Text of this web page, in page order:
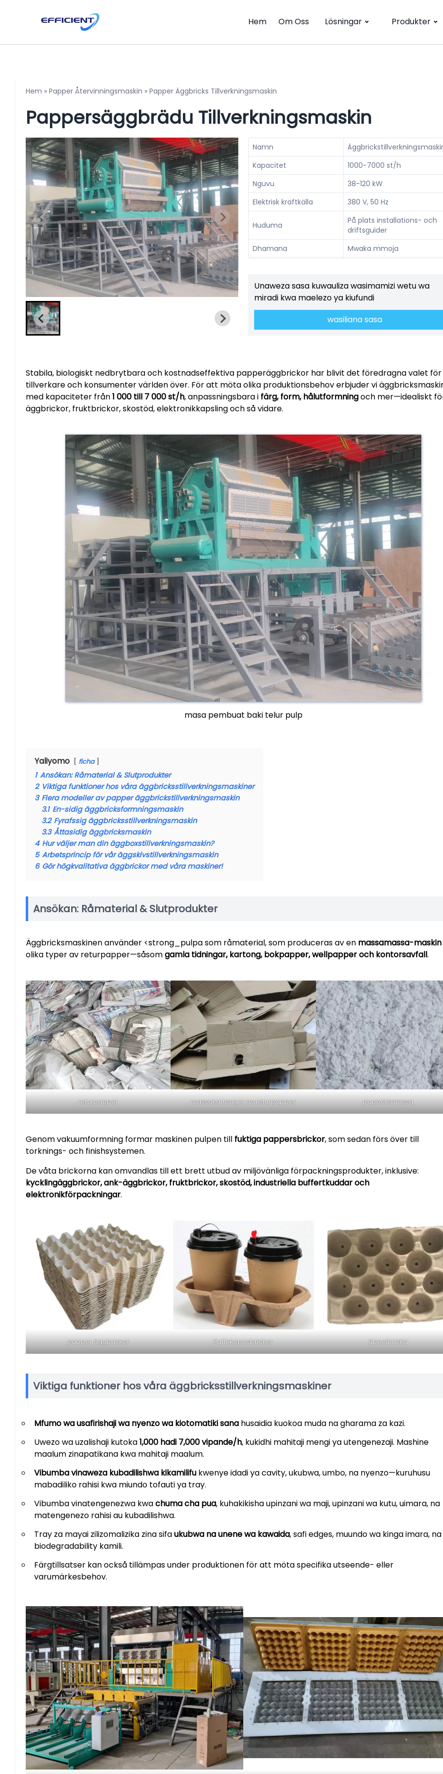
Hem Om Oss Lösningar Produkter
Hem » Papper Återvinningsmaskin » Papper Äggbricks Tillverkningsmaskin
Pappersäggbrädu Tillverkningsmaskin
Namn
Kapacitet
1000-7000 st/h
Nguvu
38-120 kW
Elektrisk kraftkälla
380 V, 50 Hz
Huduma
På plats installations- och
driftsguider
Dhamana
Mwaka mmoja
Unaweza sasa kuwauliza wasimamizi wetu wa
miradi kwa maelezo ya kiufundi
wasiliana sasa
Stabila, biologiskt nedbrytbara och kostnadseffektiva papperäggbrickor har blivit det föredragna valet för
tillverkare och konsumenter världen över. För att möta olika produktionsbehov erbjuder vi
med kapaciteter från1 000 till 7 000 st/h, anpassningsbara i färg, form, hålutformningoch mer—idealiskt
äggbrickor, fruktbrickor, skostöd, elektronikkapsling och så vidare.
masa pembuat baki telur pulp
Yaliyomo ficha
1 Ansökan: Råmaterial & Slutprodukter
2 Viktiga funktioner hos våra äggbricksstillverkningsmaskiner
3 Flera modeller av papper äggbrickstillverkningsmaskin
3.1 En-sidig äggbricksformningsmaskin
3.2 Fyrafssig äggbricksstillverkningsmaskin
3.3 Åttasidig äggbricksmaskin
4 Hur väljer man din äggboxstillverkningsmaskin?
5 Arbetsprincip för vår äggskivstillverkningsmaskin
6 Gör högkvalitativa äggbrickor med våra maskiner!
Ansökan: Råmaterial & Slutprodukter
Äggbricksmaskinen använder <strong_pulpa som råmaterial, som produceras av en massamassa-maskin
olika typer av returpapper—såsomgamla tidningar, kartong, bokpapper, wellpapper och kontorsavfall.
returpapper massakartonger av returpapper pappersmassa
Genom vakuumformning formar maskinen pulpen till fuktiga pappersbrickor, som sedan förs över till
torknings- och finishsystemen.
De våta brickorna kan omvandlas till ett brett utbud av miljövänliga förpackningsprodukter, inklusive:
kycklingäggbrickor, ank-äggbrickor, fruktbrickor, skostöd, industriella buffertkuddar och
elektronikförpackningar.
papper äggbrickor Kaffekoppsbrickor äppelbricka
Viktiga funktioner hos våra äggbricksstillverkningsmaskiner
Mfumo wa usafirishaji wa nyenzo wa kiotomatiki sana husaidia kuokoa muda na gharama za kazi.
Uwezo wa uzalishaji kutoka1,000 hadi 7,000 vipande/h, kukidhi mahitaji mengi ya utengenezaji. Mashine
maalum zinapatikana kwa mahitaji maalum.
Vibumba vinaweza kubadilishwa kikamilifu kwenye idadi ya cavity, ukubwa, umbo, na nyenzo—kuruhusu
mabadiliko rahisi kwa miundo tofauti ya tray.
Vibumba vinatengenezwa kwachuma cha pua, kuhakikisha upinzani wa maji, upinzani wa kutu, uimara, na
matengenezo rahisi au kubadilishwa.
Tray za mayai zilizomalizika zina sifaukubwa na unene wa kawaida, safi edges, muundo wa kinga imara, na
biodegradability kamili.
Färgtillsatser kan också tillämpas under produktionen för att möta specifika utseende- eller
varumärkesbehov.